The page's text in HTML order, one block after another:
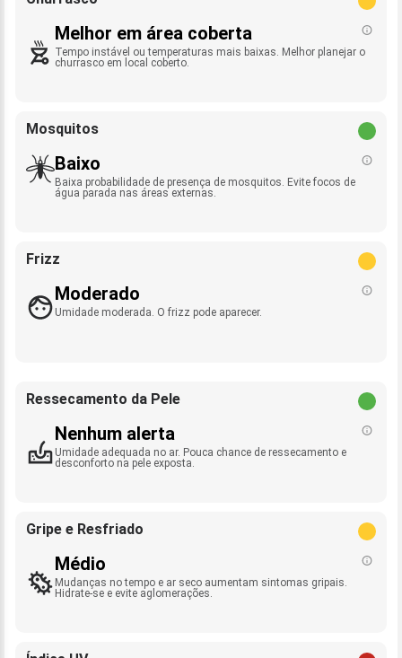
Melhor em área coberta
Tempo instável ou temperaturas mais baixas. Melhor planejar o
churrasco em local coberto.
Mosquitos
Baixo
Baixa probabilidade de presença de mosquitos. Evite focos de
água parada nas áreas externas.
Frizz
Moderado
Umidade moderada. O frizz pode aparecer.
Ressecamento da Pele
Nenhum alerta
Umidade adequada no ar. Pouca chance de ressecamento e
desconforto na pele exposta.
Gripe e Resfriado
Médio
Mudanças no tempo e ar seco aumentam sintomas gripais.
Hidrate-se e evite aglomerações.